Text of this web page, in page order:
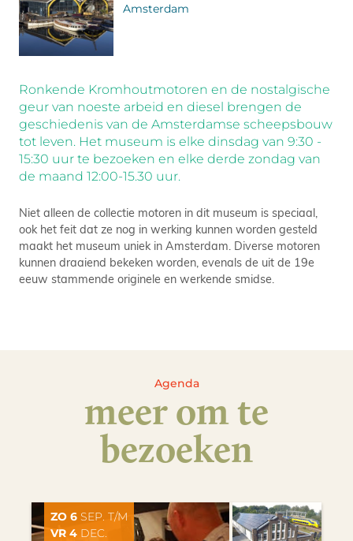
Amsterdam
Ronkende Kromhoutmotoren en de nostalgische
geur van noeste arbeid en diesel brengen de
geschiedenis van de Amsterdamse scheepsbouw
tot leven. Het museum is elke dinsdag van 9:30 -
15:30 uur te bezoeken en elke derde zondag van
de maand 12:00-15.30 uur.
Niet alleen de collectie motoren in dit museum is speciaal,
ook het feit dat ze nog in werking kunnen worden gesteld
maakt het museum uniek in Amsterdam. Diverse motoren
kunnen draaiend bekeken worden, evenals de uit de 19e
eeuw stammende originele en werkende smidse.
Agenda
meer om te
bezoeken
ZO 6 SEP. T/M
VR 4 DEC.